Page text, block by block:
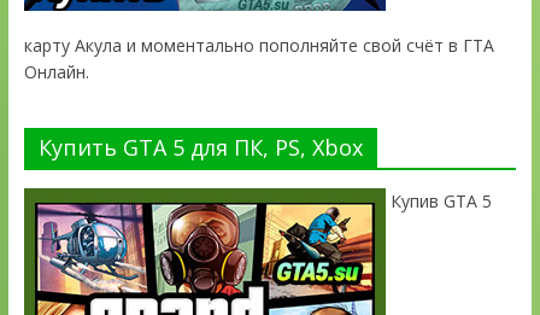
карту Акула и моментально пополняйте свой счёт в ГТА
Онлайн.
Купить GTA 5 для ПК, PS, Xbox
Купив GTA 5